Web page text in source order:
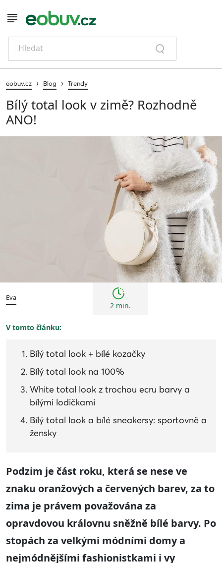
Hledat
eobuv.cz › Blog › Trendy
Bílý total look v zimě? Rozhodně
ANO!
Trendy
Eva
2 min.
V tomto článku:
Bílý total look + bílé kozačky
Bílý total look na 100%
White total look z trochou ecru barvy a
bílými lodičkami
Bílý total look a bílé sneakersy: sportovně a
žensky
Podzim je část roku, která se nese ve
znaku oranžových a červených barev, za to
zima je právem považována za
opravdovou královnu sněžně bílé barvy. Po
stopách za velkými módními domy a
nejmódnějšími fashionistkami i vy